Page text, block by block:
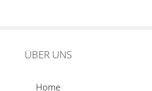
ÜBER UNS
Home